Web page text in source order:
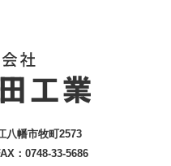
八幡市牧町2573
：0748-33-5686